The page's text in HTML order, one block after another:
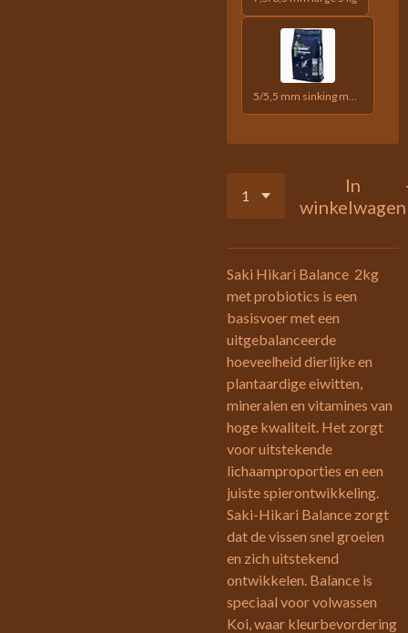
5/5,5 mm sinking medium 3 kg
In
winkelwagen
Saki Hikari Balance 2kg
met probiotics is een
basisvoer met een
uitgebalanceerde
hoeveelheid dierlijke en
plantaardige eiwitten,
mineralen en vitamines van
hoge kwaliteit. Het zorgt
voor uitstekende
lichaamproporties en een
juiste spierontwikkeling.
Saki-Hikari Balance zorgt
dat de vissen snel groeien
en zich uitstekend
ontwikkelen. Balance is
speciaal voor volwassen
Koi, waar kleurbevordering